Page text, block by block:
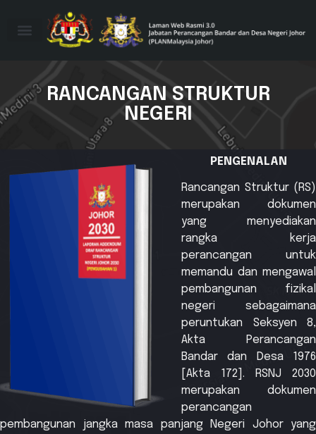
RANCANGAN STRUKTUR
NEGERI
PENGENALAN
Rancangan Struktur (RS)
merupakan dokumen
yang menyediakan
rangka kerja
perancangan untuk
memandu dan mengawal
pembangunan fizikal
negeri sebagaimana
peruntukan Seksyen 8,
Akta Perancangan
Bandar dan Desa 1976
[Akta 172]. RSNJ 2030
merupakan dokumen
perancangan
pembangunan jangka masa panjang Negeri Johor yang